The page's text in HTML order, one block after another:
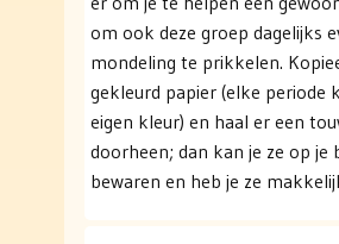
om ook deze groep dagelijks
mondeling te prikkelen.
gekleurd papier (elke periode
eigen kleur) en haal er een
doorheen; dan kan je ze op je
bewaren en heb je ze